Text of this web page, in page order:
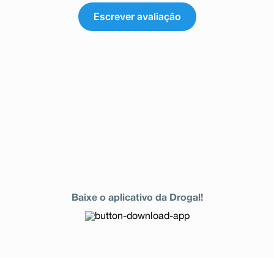
Escrever avaliação
Baixe o aplicativo da Drogal!